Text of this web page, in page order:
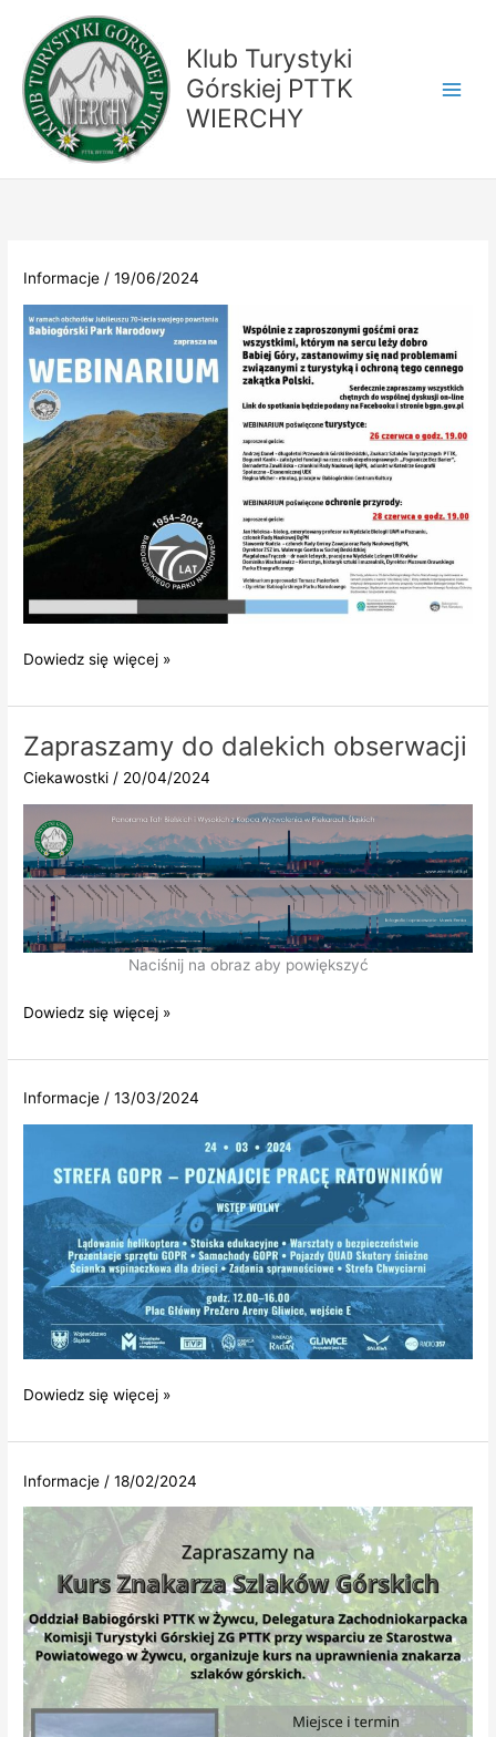
treści
Klub Turystyki
Górskiej PTTK
WIERCHY
Informacje /19/06/2024
Dowiedz się więcej »
Zapraszamy do dalekich obserwacji
Ciekawostki / 20/04/2024
Naciśnij na obraz aby powiększyć
Zapraszamy
dalekich
Dowiedz się więcej »
Informacje /13/03/2024
Dowiedz się więcej »
Informacje /18/02/2024